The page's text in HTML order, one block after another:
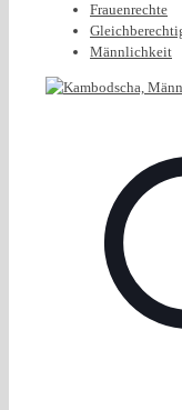
Frauenrechte
Männlichkeit